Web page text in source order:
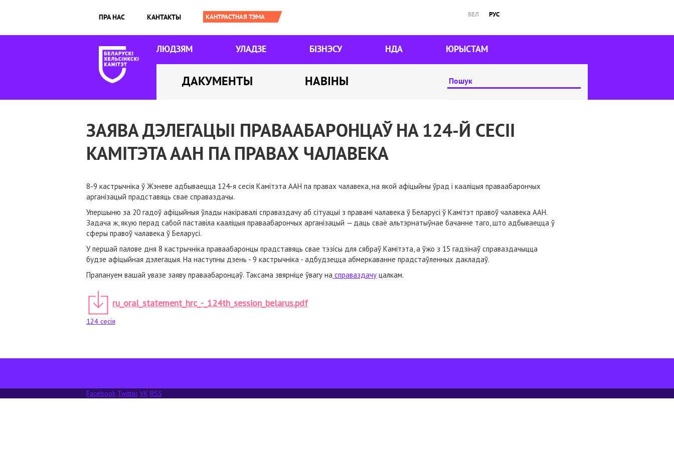
ПРА НАС КАНТАКТЫ БЕЛ РУС
ЛЮДЗЯМ УЛАДЗЕ БІЗНЭСУ НДА ЮРЫСТАМ
ДАКУМЕНТЫ НАВІНЫ
ЗАЯВА ДЭЛЕГАЦЫІ ПРАВААБАРОНЦАЎ НА 124-Й СЕСІІ
КАМІТЭТА ААН ПА ПРАВАХ ЧАЛАВЕКА
8-9 кастрычніка ў Жэневе адбываецца 124-я сесія Камітэта ААН па правах чалавека, на якой афіцыйны ўрад і кааліцыя праваабарончых
арганізацый прадставяць свае справаздачы.
Упершыню за 20 гадоў афіцыйныя ўлады накіравалі справаздачу аб сітуацыі з правамі чалавека ў Беларусі ў Камітэт правоў чалавека ААН.
Задача ж, якую перад сабой паставіла кааліцыя праваабарончых арганізацый — даць сваё альтэрнатыўнае бачанне таго, што адбываецца ў
сферы правоў чалавека ў Беларусі.
У першай палове дня 8 кастрычніка праваабаронцы прадставяць свае тэзісы для сябраў Камітэта, а ўжо з 15 гадзінаў справаздачыцца
будзе афіцыйная дэлегацыя. На наступны дзень - 9 кастрычніка - адбудзецца абмеркаванне прадстаўленных дакладаў.
Прапануем вашай увазе заяву праваабаронцаў. Таксама звярніце ўвагу на справаздачу цалкам.
ru_oral_statement_hrc_-_124th_session_belarus.pdf
124 сесія
Facebook Twitter VK RSS